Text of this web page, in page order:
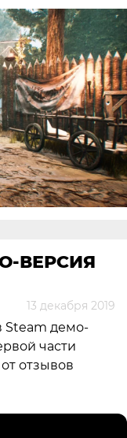
ВЕРСИЯ
13 декабря 2019
Steam демо-
части
отзывов